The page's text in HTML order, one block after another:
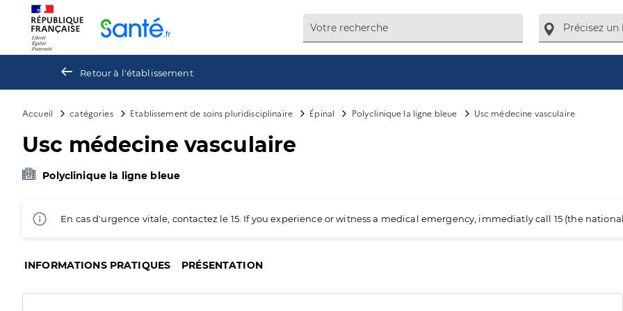
Retour à l'établissement
Accueil catégories Etablissement de soins pluridisciplinaire Épinal Polyclinique la ligne bleue Usc médecine vasculaire
Usc médecine vasculaire
Polyclinique la ligne bleue
En cas d'urgence vitale, contactez le 15. If you experience or witness a medical emergency, immediatly call 15 (the
INFORMATIONS PRATIQUES PRÉSENTATION
Panneau de gestion des cookies